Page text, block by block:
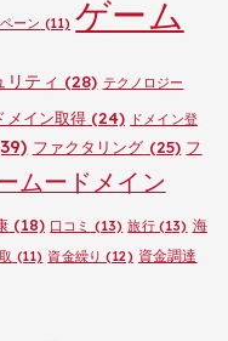
ーン (11) ゲーム
リティ (28) テクノロジー
メイン取得 (24) ドメイン登
ファクタリング (25) フ
ムードメイン
(18) 口コミ (13) 旅行(13) 海
(11) 資金繰り (12) 資金調達